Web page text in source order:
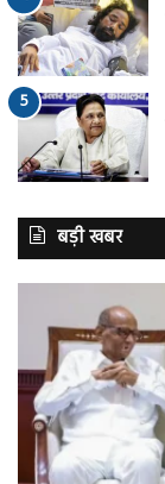
बड़ी खबर